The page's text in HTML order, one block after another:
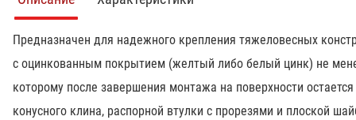
Предназначен для надежного крепления тяжеловесных
с оцинкованным покрытием (желтый либо белый цинк) не
которому после завершения монтажа на поверхности
конусного клина, распорной втулки с прорезями и плоской